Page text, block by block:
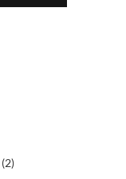
(2)